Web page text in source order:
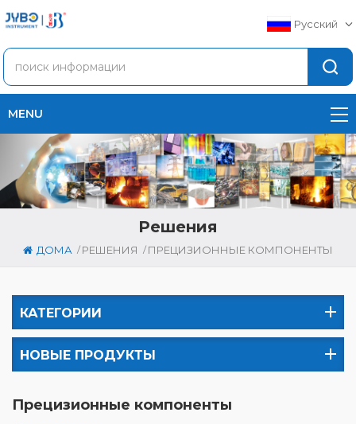
Русский
MENU
Решения
ДОМА / РЕШЕНИЯ / ПРЕЦИЗИОННЫЕ КОМПОНЕНТЫ
КАТЕГОРИИ
НОВЫЕ ПРОДУКТЫ
Прецизионные компоненты